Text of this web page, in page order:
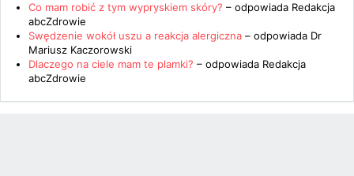
Co mam robić z tym wypryskiem skóry? – odpowiada Redakcja
abcZdrowie
Swędzenie wokół uszu a reakcja alergiczna – odpowiada Dr
Mariusz Kaczorowski
Dlaczego na ciele mam te plamki? – odpowiada Redakcja
abcZdrowie